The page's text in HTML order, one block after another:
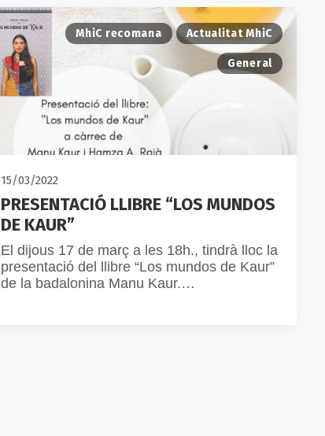
MhiC recomana Actualitat MhiC
General
15/03/2022
PRESENTACIÓ LLIBRE “LOS MUNDOS
DE KAUR”
El dijous 17 de març a les 18h., tindrà lloc la
presentació del llibre “Los mundos de Kaur”
de la badalonina Manu Kaur.…